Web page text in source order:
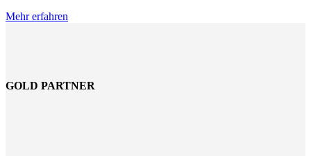
Mehr erfahren
GOLD PARTNER